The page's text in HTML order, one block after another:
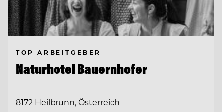
TOP ARBEITGEBER
Naturhotel Bauernhofer
8172 Heilbrunn, Österreich